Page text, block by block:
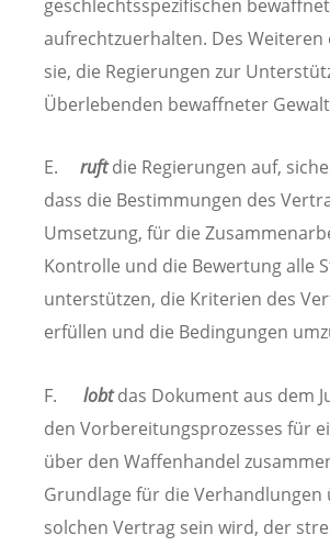
geschlechtsspezifischen
aufrechtzuerhalten. Des
sie, die Regierungen zur
Überlebenden bewaffneter
E. ruftdie Regierungen auf,
dass die Bestimmungen des
Umsetzung, für die
Kontrolle und die Bewertung alle
unterstützen, die Kriterien des
erfüllen und die Bedingungen
F. lobtdas Dokument aus dem
den Vorbereitungsprozesses für
über den Waffenhandel
Grundlage für die Verhandlungen
solchen Vertrag sein wird, der